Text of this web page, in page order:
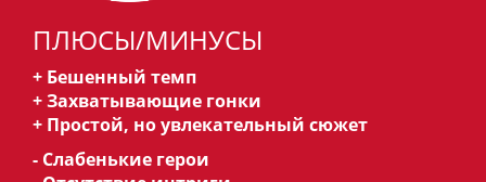
ПЛЮСЫ/МИНУСЫ
+ Бешенный темп
+ Захватывающие гонки
+ Простой, но увлекательный сюжет
- Слабенькие герои